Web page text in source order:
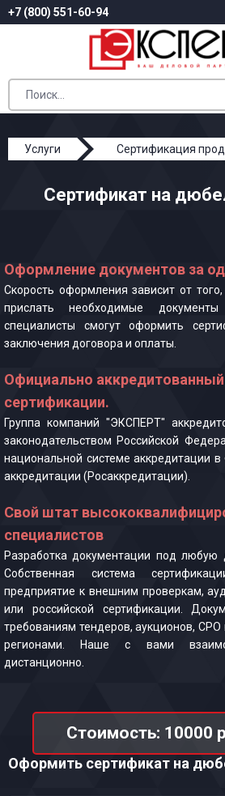
+7 (800) 551-60-94
Услуги
Сертификация
Сертификат на
Оформление документов за
Скорость оформления зависит от
прислать необходимые
специалисты смогут оформить
заключения договора и оплаты.
Официально аккредитованный
сертификации.
Группа компаний "ЭКСПЕРТ"
законодательством Российской
национальной системе аккредитации
аккредитации (Росаккредитации).
Свой штат
специалистов
Разработка документации под любую
Собственная система
предприятие к внешним проверкам,
или российской сертификации.
требованиям тендеров, аукционов, СРО
регионами. Наше с вами
дистанционно.
Стоимость: 10000
Оформить сертификат на